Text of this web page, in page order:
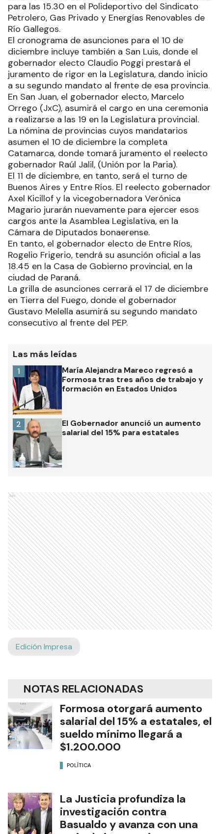
para las 15.30 en el Polideportivo del Sindicato
Petrolero, Gas Privado y Energías Renovables de
Río Gallegos.
El cronograma de asunciones para el 10 de
diciembre incluye también a San Luis, donde el
gobernador electo Claudio Poggi prestará el
juramento de rigor en la Legislatura, dando inicio
a su segundo mandato al frente de esa provincia.
En San Juan, el gobernador electo, Marcelo
Orrego (JxC), asumirá el cargo en una ceremonia
a realizarse a las 19 en la Legislatura provincial.
La nómina de provincias cuyos mandatarios
asumen el 10 de diciembre la completa
Catamarca, donde tomará juramento el reelecto
gobernador Raúl Jalil, (Unión por la Paria).
El 11 de diciembre, en tanto, será el turno de
Buenos Aires y Entre Ríos. El reelecto gobernador
Axel Kicillof y la vicegobernadora Verónica
Magario jurarán nuevamente para ejercer esos
cargos ante la Asamblea Legislativa, en la
Cámara de Diputados bonaerense.
En tanto, el gobernador electo de Entre Ríos,
Rogelio Frigerio, tendrá su asunción oficial a las
18.45 en la Casa de Gobierno provincial, en la
ciudad de Paraná.
La grilla de asunciones cerrará el 17 de diciembre
en Tierra del Fuego, donde el gobernador
Gustavo Melella asumirá su segundo mandato
consecutivo al frente del PEP.
Las más leídas
María Alejandra Mareco regresó a
Formosa tras tres años de trabajo y
formación en Estados Unidos
1
El Gobernador anunció un aumento
salarial del 15% para estatales
2
Ads
Edición Impresa
NOTAS RELACIONADAS
Formosa otorgará aumento
salarial del 15% a estatales, el
sueldo mínimo llegará a
$1.200.000
POLÍTICA
La Justicia profundiza la
investigación contra
Basualdo y avanza con una